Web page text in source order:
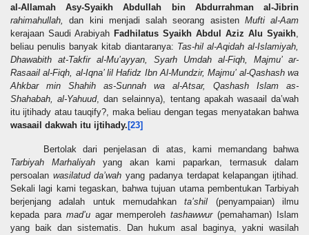
al-Allamah Asy-Syaikh Abdullah bin Abdurrahman al-Jibrin
rahimahullah,dan kini menjadi salah seorang asisten Mufti al-Aam
kerajaan Saudi Arabiyah Fadhilatus Syaikh Abdul Aziz Alu Syaikh,
beliau penulis banyak kitab diantaranya: Tas-hil al-Aqidah al-Islamiyah,
Dhawabith at-Takfir al-Mu’ayyan, Syarh Umdah al-Fiqh, Majmu’ ar-
Rasaail al-Fiqh, al-Iqna’ lil Hafidz Ibn Al-Mundzir, Majmu’ al-Qashash wa
Ahkbar min Shahih as-Sunnah wa al-Atsar, Qashash Islam as-
Shahabah, al-Yahuud, dan selainnya), tentang apakah wasaail da’wah
itu ijtihady atau tauqify?, maka beliau dengan tegas menyatakan bahwa
wasaail dakwah itu ijtihady. [23]
Bertolak dari penjelasan di atas, kami memandang bahwa
Tarbiyah Marhaliyahyang akan kami paparkan, termasuk dalam
persoalan wasilatud da’wah yang padanya terdapat kelapangan ijtihad.
Sekali lagi kami tegaskan, bahwa tujuan utama pembentukan Tarbiyah
berjenjang adalah untuk memudahkanta’shil (penyampaian) ilmu
kepada para mad’uagar memperolehtashawwur(pemahaman) Islam
yang baik dan sistematis.
Dan hukum asal baginya, yakni wasilah